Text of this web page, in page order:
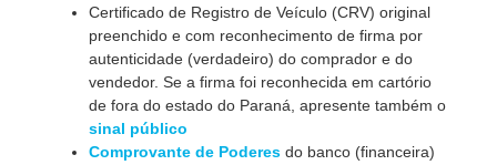
Certificado de Registro de Veículo (CRV) original
preenchido e com reconhecimento de firma por
autenticidade (verdadeiro) do comprador e do
vendedor. Se a firma foi reconhecida em cartório
de fora do estado do Paraná, apresente também o
sinal público
Comprovante de Poderes do banco (financeira)